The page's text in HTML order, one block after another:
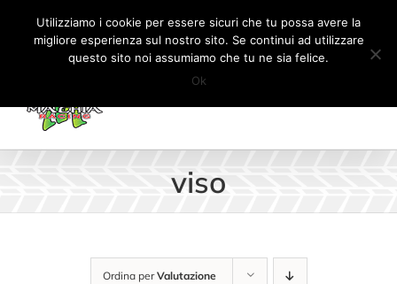
Salta
contenuto
Il mio account CARRELLO
viso
Ordina perValutazione
Utilizziamo i cookie per essere sicuri che tu possa avere la
migliore esperienza sul nostro sito. Se continui ad utilizzare
questo sito noi assumiamo che tu ne sia felice.
Ok